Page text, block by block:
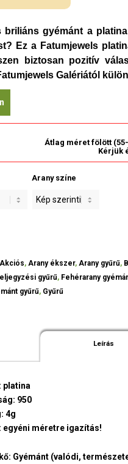
499
000 Ft.
briliáns gyémánt a
Ez a Fatumjewels
biztosan pozitív
Galériától
Átlag méret fölött
Kérjük
Arany színe
Akciós,Arany ékszer,Arany gyűrű,
gyűrű, Fehérarany
gyűrű, Gyűrű
Leírás
platina
950
4g
egyéni méretre igazítás!
Gyémánt (valódi,